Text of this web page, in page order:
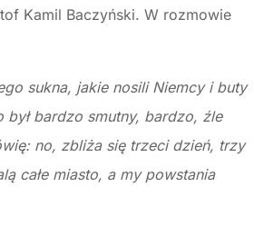
Kamil Baczyński. W rozmowie
sukna, jakie nosili Niemcy i buty
bardzo smutny, bardzo, źle
no, zbliża się trzeci dzień, trzy
całe miasto, a my powstania